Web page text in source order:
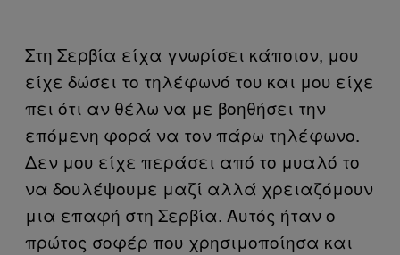
Στη Σερβία είχα γνωρίσει κάποιον, μου
είχε δώσει το τηλέφωνό του και μου είχε
πει ότι αν θέλω να με βοηθήσει την
επόμενη φορά να τον πάρω τηλέφωνο.
Δεν μου είχε περάσει από το μυαλό το
να δουλέψουμε μαζί αλλά χρειαζόμουν
μια επαφή στη Σερβία. Αυτός ήταν ο
πρώτος σοφέρ που χρησιμοποίησα και